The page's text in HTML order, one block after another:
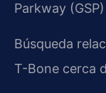
Parkway
Búsqueda
T-Bone cerca